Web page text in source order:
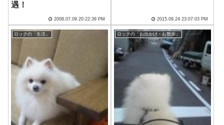
遇！
2008.07.09 20:22:39 PM 2015.09.24 23:07:03 PM
ロックの「生活」 ロックの「お出かけ・お散歩」